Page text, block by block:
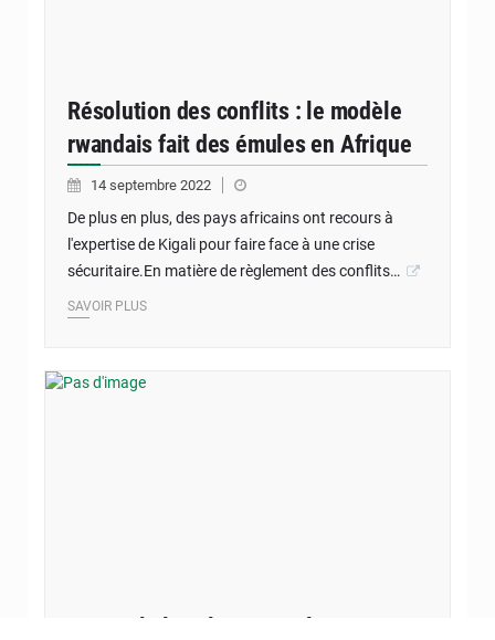
Résolution des conflits : le modèle
rwandais fait des émules en Afrique
14 septembre 2022
De plus en plus, des pays africains ont recours à
l'expertise de Kigali pour faire face à une crise
sécuritaire.En matière de règlement des conflits…
SAVOIR PLUS
Sénégal : le calme après la tempête